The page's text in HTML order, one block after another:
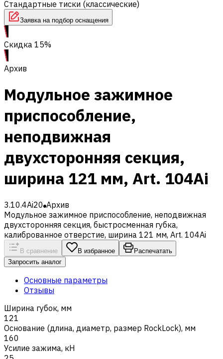
Стандартные тиски (классические)
Заявка на подбор оснащения
Скидка 15%
Архив
Модульное зажимное
приспособление,
неподвижная
двухсторонняя секция,
ширина 121 мм, Art. 104Ai
3.10.4Ai20 Архив
Модульное зажимное приспособление, неподвижная
двухсторонняя секция, быстросменная губка,
калиброванное отверстие, ширина 121 мм, Art. 104Ai
В сравнение В избранное
Распечатать
Запросить аналог
Основные параметры
Отзывы
Ширина губок, мм
121
Основание (длина, диаметр, размер RockLock), мм
160
Усилие зажима, кН